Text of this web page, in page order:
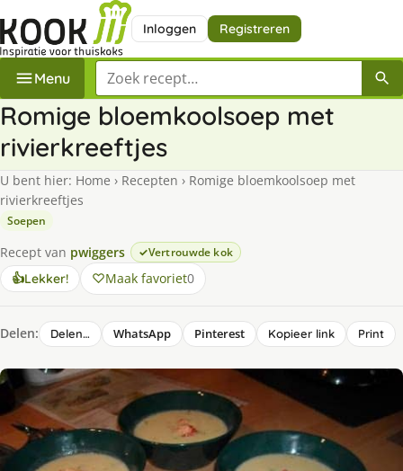
Inloggen Registreren
Menu Zoek een recept
Romige bloemkoolsoep met
rivierkreeftjes
U bent hier: Home › Recepten › Romige bloemkoolsoep met
rivierkreeftjes
Soepen
Recept van pwiggers Vertrouwde kok
👍Lekker! Maak favoriet0
Delen: Delen… WhatsApp Pinterest Kopieer link Print